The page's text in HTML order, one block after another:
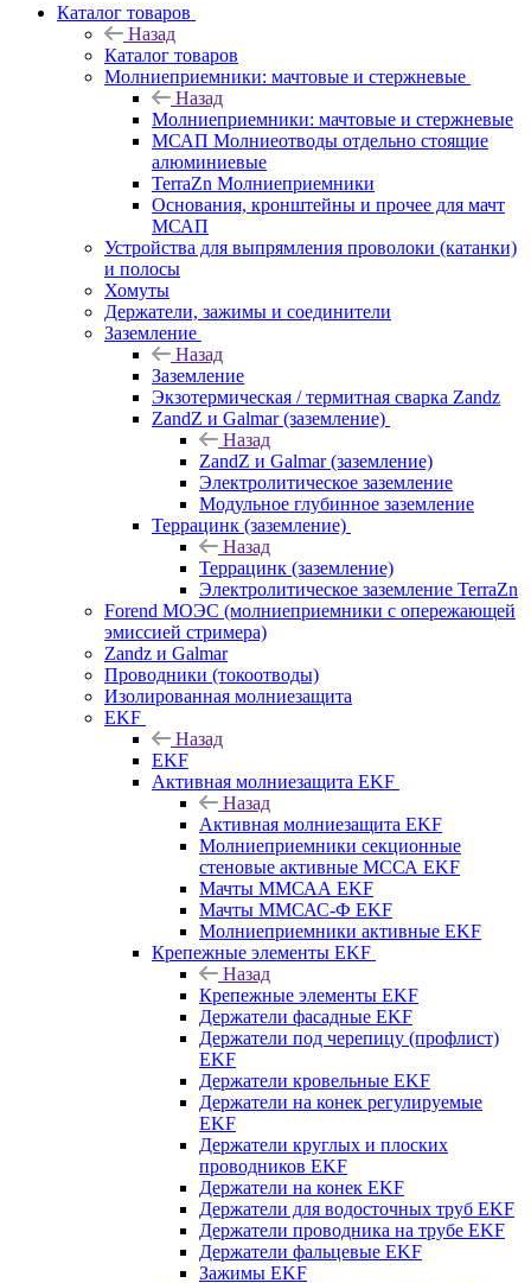
Каталог товаров
Назад
Каталог товаров
Молниеприемники: мачтовые и стержневые
Назад
Молниеприемники: мачтовые и стержневые
МСАП Молниеотводы отдельно стоящие
алюминиевые
TerraZn Молниеприемники
Основания, кронштейны и прочее для мачт
МСАП
Устройства для выпрямления проволоки (катанки)
и полосы
Хомуты
Держатели, зажимы и соединители
Заземление
Назад
Заземление
Экзотермическая / термитная сварка Zandz
ZandZ и Galmar (заземление)
Назад
ZandZ и Galmar (заземление)
Электролитическое заземление
Модульное глубинное заземление
Террацинк (заземление)
Назад
Террацинк (заземление)
Электролитическое заземление TerraZn
Forend МОЭС (молниеприемники с опережающей
эмиссией стримера)
Zandz и Galmar
Проводники (токоотводы)
Изолированная молниезащита
EKF
Назад
EKF
Активная молниезащита EKF
Назад
Активная молниезащита EKF
Молниеприемники секционные
стеновые активные МССА EKF
Мачты ММСАА EKF
Мачты ММСАС-Ф EKF
Молниеприемники активные EKF
Крепежные элементы EKF
Назад
Крепежные элементы EKF
Держатели фасадные EKF
Держатели под черепицу (профлист)
EKF
Держатели кровельные EKF
Держатели на конек регулируемые
EKF
Держатели круглых и плоских
проводников EKF
Держатели на конек EKF
Держатели для водосточных труб EKF
Держатели проводника на трубе EKF
Держатели фальцевые EKF
Зажимы EKF